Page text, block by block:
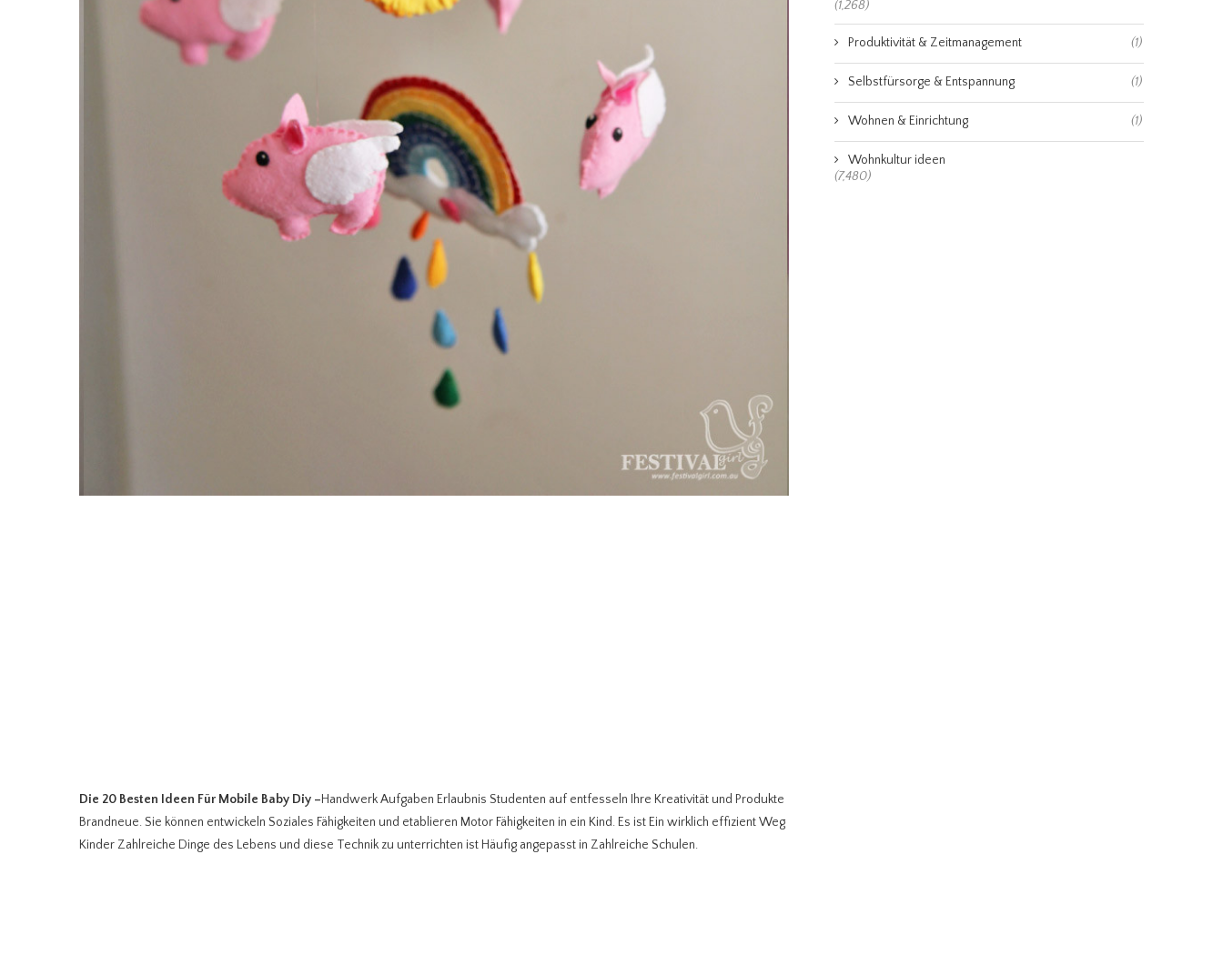
Die 20 Besten Ideen Für Mobile Baby Diy –Handwerk Aufgaben Erlaubnis Studenten auf entfesseln Ihre Kreativität und Produkte
Brandneue. Sie können entwickeln Soziales Fähigkeiten und etablieren Motor Fähigkeiten in ein Kind. Es ist Ein wirklich effizient Weg
Kinder Zahlreiche Dinge des Lebens und diese Technik zu unterrichten ist Häufig angepasst in Zahlreiche Schulen.
(1,268)
Produktivität & Zeitmanagement (1)
Selbstfürsorge & Entspannung (1)
Wohnen & Einrichtung (1)
Wohnkultur ideen
(7,480)